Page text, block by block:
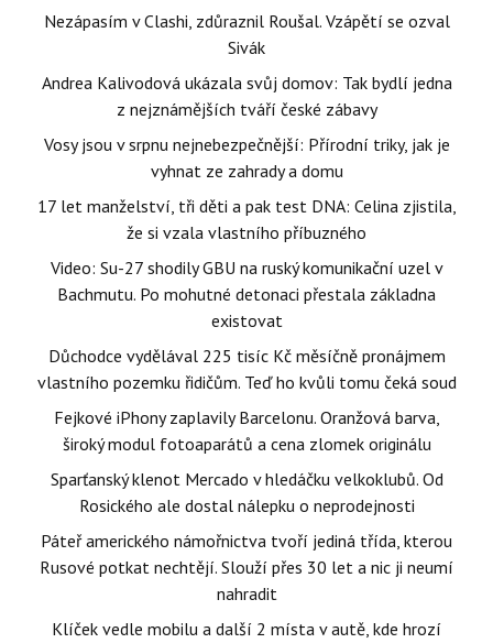
Nezápasím v Clashi, zdůraznil Roušal. Vzápětí se ozval
Sivák
Andrea Kalivodová ukázala svůj domov: Tak bydlí jedna
z nejznámějších tváří české zábavy
Vosy jsou v srpnu nejnebezpečnější: Přírodní triky, jak je
vyhnat ze zahrady a domu
17 let manželství, tři děti a pak test DNA: Celina zjistila,
že si vzala vlastního příbuzného
Video: Su-27 shodily GBU na ruský komunikační uzel v
Bachmutu. Po mohutné detonaci přestala základna
existovat
Důchodce vydělával 225 tisíc Kč měsíčně pronájmem
vlastního pozemku řidičům. Teď ho kvůli tomu čeká soud
Fejkové iPhony zaplavily Barcelonu. Oranžová barva,
široký modul fotoaparátů a cena zlomek originálu
Sparťanský klenot Mercado v hledáčku velkoklubů. Od
Rosického ale dostal nálepku o neprodejnosti
Páteř amerického námořnictva tvoří jediná třída, kterou
Rusové potkat nechtějí. Slouží přes 30 let a nic ji neumí
nahradit
Klíček vedle mobilu a další 2 místa v autě, kde hrozí